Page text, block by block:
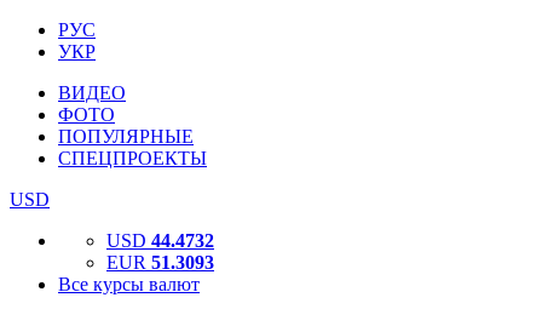
РУС
УКР
ВИДЕО
ФОТО
ПОПУЛЯРНЫЕ
СПЕЦПРОЕКТЫ
USD
USD 44.4732
EUR 51.3093
Все курсы валют